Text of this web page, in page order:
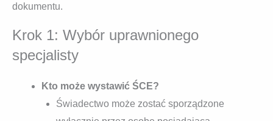
dokumentu.
Krok 1: Wybór uprawnionego
specjalisty
Kto może wystawić ŚCE?
Świadectwo może zostać sporządzone